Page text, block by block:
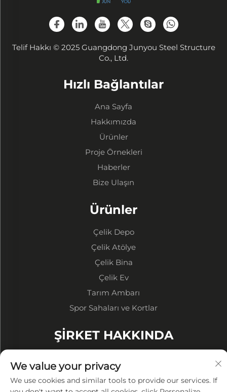
Telif Hakkı © 2025 Guangdong Junyou Steel Structure
Co., Ltd.
Hızlı Bağlantılar
Ana Sayfa
Hakkımızda
Ürünler
Proje Örnekleri
Haberler
Bize Ulaşın
Ürünler
Çelik Depo
Çelik Atölye
Çelik Bina
Çelik Ev
Tarım Ambarı
Spor Sahaları ve Kortlar
ŞİRKET HAKKINDA
Fabrika Ekranı
Önemli Avantajlar
We value your privacy
We use cookies and similar tools to provide our services. If